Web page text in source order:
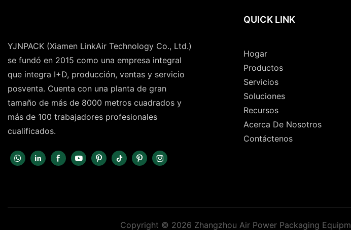
YJNPACK (Xiamen LinkAir Technology Co., Ltd.)
se fundó en 2015 como una empresa integral
que integra I+D, producción, ventas y servicio
posventa. Cuenta con una planta de gran
tamaño de más de 8000 metros cuadrados y
más de 100 trabajadores profesionales
cualificados.
QUICK LINK
Hogar
Productos
Servicios
Soluciones
Recursos
Acerca De Nosotros
Contáctenos
Copyright © 2026 Zhangzhou Air Power Packaging